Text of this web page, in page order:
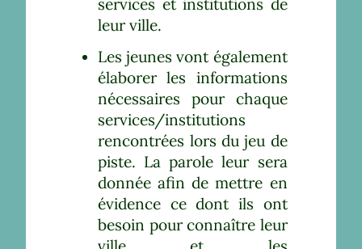
services et institutions de
leur ville.
Les jeunes vont également
élaborer les informations
nécessaires pour chaque
services/institutions
rencontrées lors du jeu de
piste. La parole leur sera
donnée afin de mettre en
évidence ce dont ils ont
besoin pour connaître leur